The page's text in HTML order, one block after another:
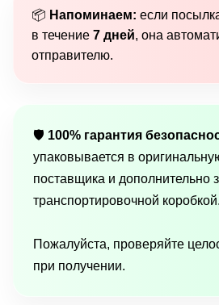
📦 Напоминаем: если
в течение 7 дней, она
отправителю.
🛡 100% гарантия
упаковывается в
поставщика и дополнительно
транспортировочной коробкой.
Пожалуйста, проверяйте
при получении.